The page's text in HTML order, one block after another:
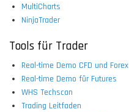
MultiCharts
NinjaTrader
Tools für Trader
Real-time Demo CFD und Forex
Real-time Demo für Futures
WHS Techscan
Trading Leitfaden